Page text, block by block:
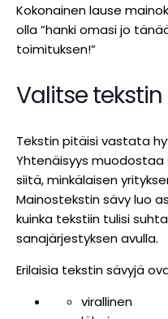
Kokonainen lause
olla ”hanki omasi jo
toimituksen!”
Valitse
Tekstin pitäisi vastata
Yhtenäisyys muodostaa
siitä, minkälaisen
Mainostekstin sävy luo
kuinka tekstiin tulisi
sanajärjestyksen avulla.
Erilaisia tekstin sävyjä
virallinen